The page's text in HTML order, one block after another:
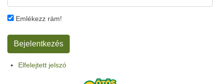
Emlékezz rám!
Elfelejtett jelszó